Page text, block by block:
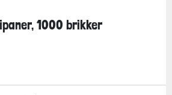
1000 brikker